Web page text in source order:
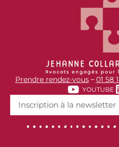
Prendre rendez-vous–01 58
YOUTUBE